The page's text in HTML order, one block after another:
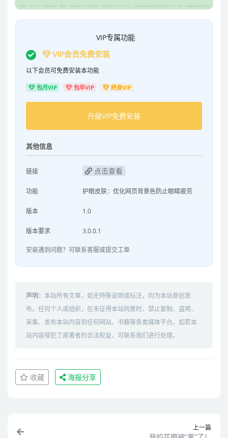
VIP专属功能
VIP会员免费安装
以下会员可免费安装本功能
包月VIP 包年VIP 终身VIP
升级VIP免费安装
其他信息
链接 点击查看
功能 护眼皮肤：优化网页背景色防止眼睛疲劳
版本 1.0
版本要求 3.0.0.1
安装遇到问题？可联系客服或提交工单
声明： 本站所有文章，如无特殊说明或标注，均为本站原创发
布。任何个人或组织，在未征得本站同意时，禁止复制、盗用、
采集、发布本站内容到任何网站、书籍等各类媒体平台。如若本
站内容侵犯了原著者的合法权益，可联系我们进行处理。
收藏 海报分享
上一篇